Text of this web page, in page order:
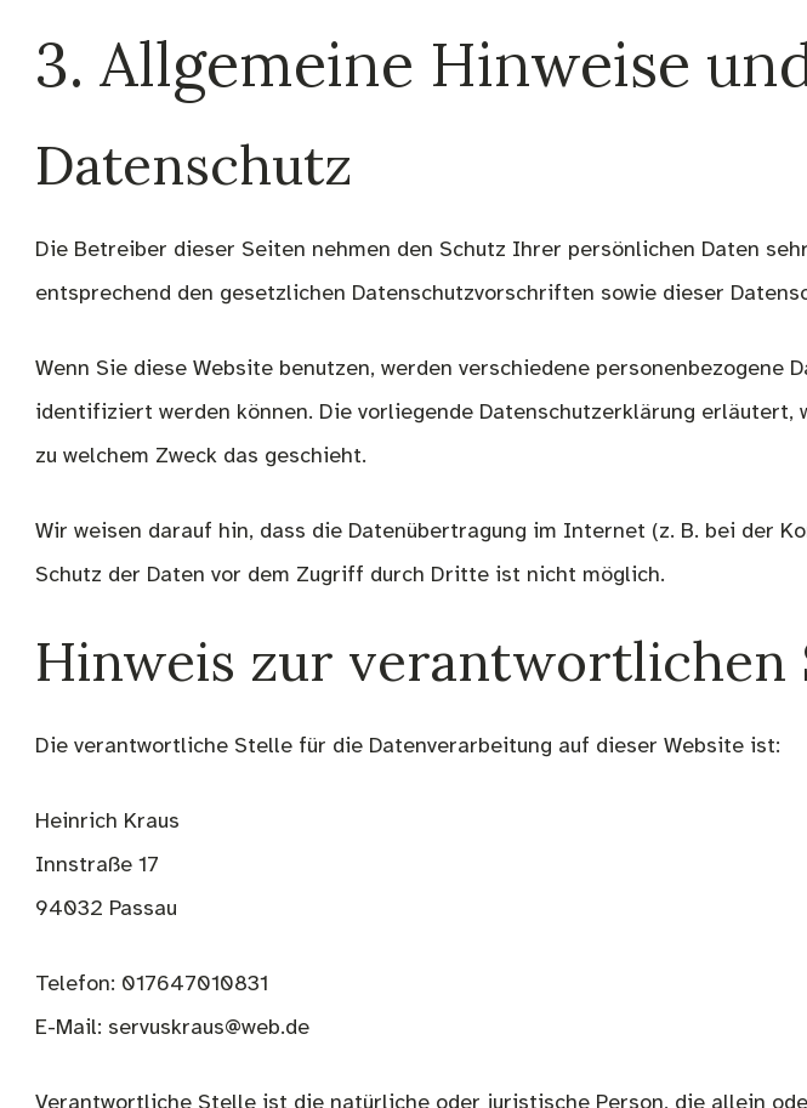
3. Allgemeine Hinweise
Datenschutz
Die Betreiber dieser Seiten nehmen den Schutz Ihrer persönlichen Daten
entsprechend den gesetzlichen Datenschutzvorschriften sowie dieser
Wenn Sie diese Website benutzen, werden verschiedene
identifiziert werden können. Die vorliegende Datenschutzerklärung
zu welchem Zweck das geschieht.
Wir weisen darauf hin, dass die Datenübertragung im Internet (z. B. bei der
Schutz der Daten vor dem Zugriff durch Dritte ist nicht möglich.
Hinweis zur verantwortlichen
Die verantwortliche Stelle für die Datenverarbeitung auf dieser Website ist:
Heinrich Kraus
Innstraße 17
94032 Passau
Telefon: 017647010831
E-Mail: servuskraus@web.de
Verantwortliche Stelle ist die natürliche oder juristische Person, die allein